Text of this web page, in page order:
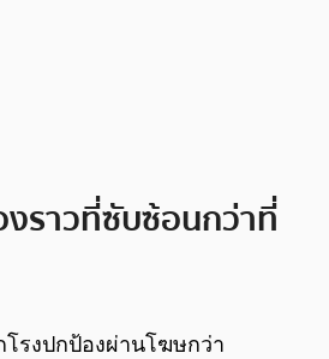
งราวที่ซับซ้อนกว่าที่
รงปกป้องผ่านโฆษกว่า